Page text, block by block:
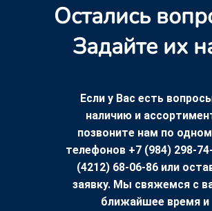
Остались
Задайте их
Если у Вас есть
наличию и
позвоните нам по
телефонов +7 (984) 298-
(4212) 68-06-86 или
заявку. Мы свяжемся с
ближайшее время и